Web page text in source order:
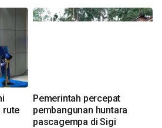
rute
Pemerintah percepat
pembangunan huntara
pascagempa di Sigi